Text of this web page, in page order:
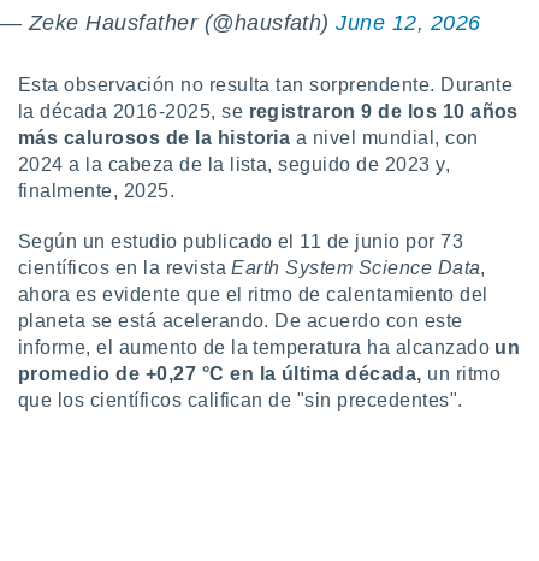
Puedes
web a
abono
únicos
similares
como
sitio
— Zeke Hausfather (@hausfath)June 12, 2026
Esta observación no resulta tan sorprendente. Durante
la década 2016-2025, se registraron 9 de los 10 años
más calurosos de la historia a nivel mundial, con
2024 a la cabeza de la lista, seguido de 2023 y,
finalmente, 2025.
Según un estudio publicado el 11 de junio por 73
científicos en la revistaEarth System Science Data,
ahora es evidente que el ritmo de calentamiento del
planeta se está acelerando. De acuerdo con este
informe, el aumento de la temperatura ha alcanzado un
promedio de +0,27 °C en la última década, un ritmo
que los científicos califican de "sin precedentes".